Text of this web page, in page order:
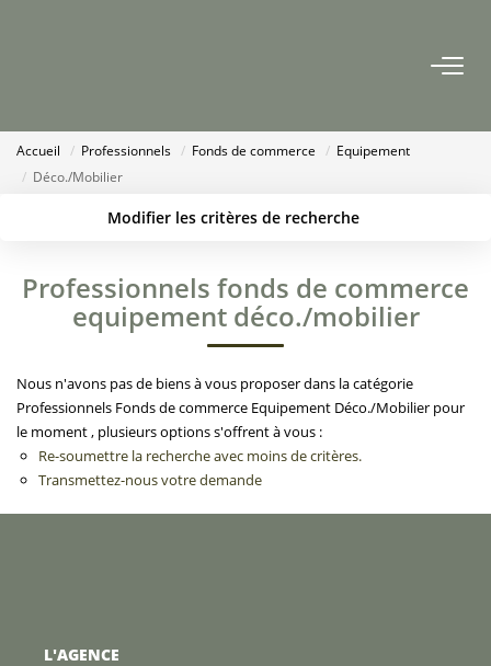
Nous Rejoindre
ACHETER
ESTIMATION
CONTACT
Accueil Professionnels Fonds de commerce
Equipement
Déco./Mobilier
Modifier les critères de recherche
Plus de critères Créer une alerte
Professionnels fonds de commerce
equipement déco./mobilier
Nous n'avons pas de biens à vous proposer dans la catégorie
Professionnels Fonds de commerce Equipement Déco./Mobilier pour
le moment , plusieurs options s'offrent à vous :
Re-soumettre la recherche avec moins de critères.
Transmettez-nous votre demande
L'AGENCE